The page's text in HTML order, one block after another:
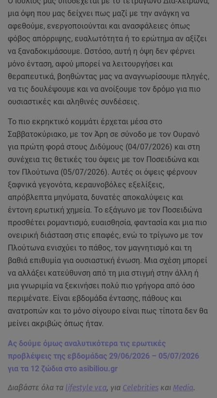
μια όψη που μας δείχνει πως μαζί με την ανάγκη να
αφεθούμε, ενεργοποιούνται και ανασφάλειες όπως
φόβος απόρριψης, ευαλωτότητα ή το ερώτημα αν αξίζει
να ξαναδοκιμάσουμε. Ωστόσο, αυτή η όψη δεν φέρνει
μόνο ένταση, αφού μπορεί να λειτουργήσει και
θεραπευτικά, βοηθώντας μας να αναγνωρίσουμε πληγές,
να τις δουλέψουμε και να ανοίξουμε τον δρόμο για πιο
ουσιαστικές και αληθινές συνδέσεις.
Το πιο εκρηκτικό κομμάτι έρχεται μέσα στο
Σαββατοκύριακο, με τον Άρη σε σύνοδο με τον Ουρανό
για πρώτη φορά στους Διδύμους (04/07/2026) και στη
συνέχεια τις θετικές του όψεις με τον Ποσειδώνα και
τον Πλούτωνα (05/07/2026). Αυτές οι όψεις φέρνουν
ξαφνικά γεγονότα, κεραυνοβόλες εξελίξεις,
απρόβλεπτα μηνύματα, δυνατές αποκαλύψεις και
έντονη ερωτική χημεία. Το εξάγωνο με τον Ποσειδώνα
προσθέτει ρομαντισμό, ευαισθησία, φαντασία και μια πιο
ονειρική διάσταση στις επαφές, ενώ το τρίγωνο με τον
Πλούτωνα ενισχύει το πάθος, τον μαγνητισμό και τη
βαθιά επιθυμία για ουσιαστική ένωση. Μια σχέση μπορεί
να αλλάξει κατεύθυνση από τη μια στιγμή στην άλλη ή
μια γνωριμία να ξεκινήσει πολύ πιο γρήγορα από όσο
περιμένατε. Είναι εβδομάδα έντασης, πάθους και
ανατροπών και το μόνο σίγουρο είναι πως τίποτα δεν θα
μείνει ακριβώς όπως ήταν.
Ας δούμε όμως αναλυτικότερα τις ερωτικές
προβλέψεις της εβδομάδας 29/06/2026 – 05/07/2026
για τα 12 ζώδια στο asibiliou.gr
Διαβάστε όλα τα lifestyle νεα, για Celebrities και Media.